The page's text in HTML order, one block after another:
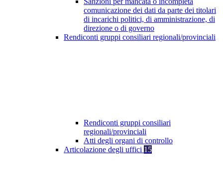
comunicazione dei dati da parte dei titolari
di incarichi politici, di amministrazione, di
direzione o di governo
Rendiconti gruppi consiliari regionali/provinciali
Rendiconti gruppi consiliari
regionali/provinciali
Atti degli organi di controllo
Articolazione degli uffici 15